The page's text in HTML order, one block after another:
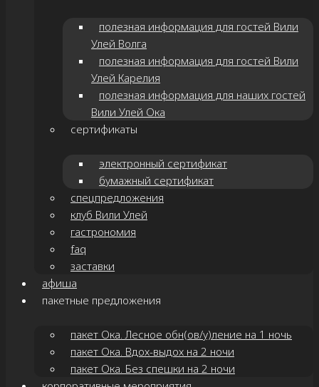
полезная информация для гостей Вили
Улей Волга
полезная информация для гостей Вили
Улей Карелия
полезная информация для наших гостей
Вили Улей Ока
сертификаты
электронный сертификат
бумажный сертификат
спецпредложения
клуб Вили Улей
гастрономия
faq
заставки
афиша
пакетные предложения
пакет Ока. Лесное обн(ов/у)ление на 1 ночь
пакет Ока. Вдох-выдох на 2 ночи
пакет Ока. Без спешки на 2 ночи